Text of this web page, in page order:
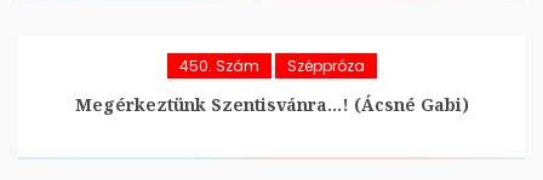
450. Szám Széppróza
Megérkeztünk Szentisvánra…! (Ácsné Gabi)